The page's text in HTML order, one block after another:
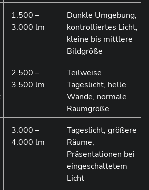
1.500 –
3.000 lm
Dunkle Umgebung,
kontrolliertes Licht,
kleine bis mittlere
Bildgröße
2.500 –
3.500 lm
Teilweise
Tageslicht, helle
Wände, normale
Raumgröße
3.000 –
4.000 lm
Tageslicht, größere
Räume,
Präsentationen bei
eingeschaltetem
Licht